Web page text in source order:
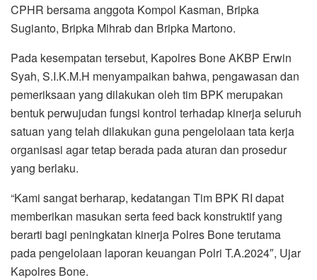
CPHR bersama anggota Kompol Kasman, Bripka
Sugianto, Bripka Mihrab dan Bripka Martono.
Pada kesempatan tersebut, Kapolres Bone AKBP Erwin
Syah, S.I.K.M.H menyampaikan bahwa, pengawasan dan
pemeriksaan yang dilakukan oleh tim BPK merupakan
bentuk perwujudan fungsi kontrol terhadap kinerja seluruh
satuan yang telah dilakukan guna pengelolaan tata kerja
organisasi agar tetap berada pada aturan dan prosedur
yang berlaku.
“Kami sangat berharap, kedatangan Tim BPK RI dapat
memberikan masukan serta feed back konstruktif yang
berarti bagi peningkatan kinerja Polres Bone terutama
pada pengelolaan laporan keuangan Polri T.A.2024″, Ujar
Kapolres Bone.